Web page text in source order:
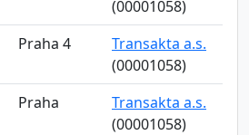
(00001058)
Praha 4
Transakta a.s.
(00001058)
Praha
Transakta a.s.
(00001058)